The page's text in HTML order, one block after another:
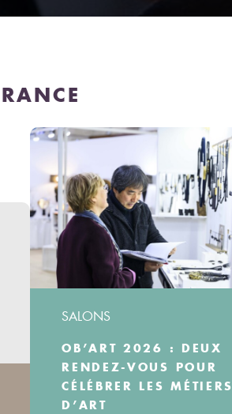
SALONS
OB’ART 2026 : DEUX
RENDEZ-VOUS POUR
CÉLÉBRER LES MÉTIERS
D’ART